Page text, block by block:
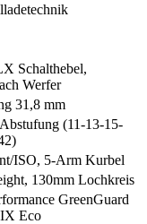
Schalthebel,
Werfer
31,8 mm
(11-13-15-
ISO, 5-Arm Kurbel
130mm Lochkreis
GreenGuard
Eco